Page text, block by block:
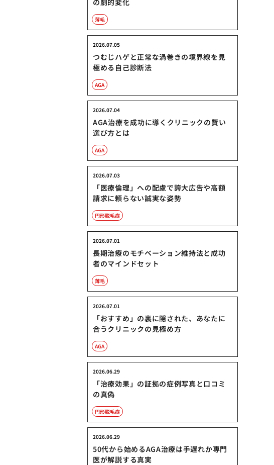
の劇的変化
薄毛
つむじハゲと正常な渦巻きの境界線を見
極める自己診断法
2026.07.05
AGA
AGA治療を成功に導くクリニックの賢い
選び方とは
2026.07.04
AGA
「医療倫理」への配慮で誇大広告や高額
請求に頼らない誠実な姿勢
2026.07.03
円形脱毛症
長期治療のモチベーション維持法と成功
者のマインドセット
2026.07.01
薄毛
「おすすめ」の裏に隠された、あなたに
合うクリニックの見極め方
2026.07.01
AGA
「治療効果」の証拠の症例写真と口コミ
の真偽
2026.06.29
円形脱毛症
50代から始めるAGA治療は手遅れか専門
医が解説する真実
2026.06.29